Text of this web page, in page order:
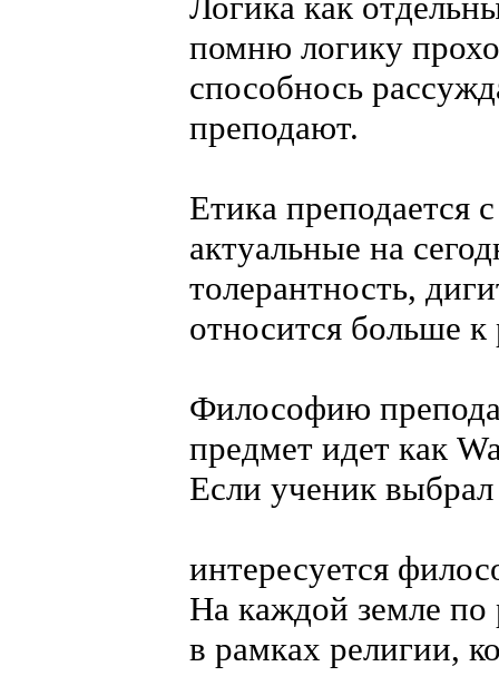
помню логику
способнось
преподают.
Етика преподается
актуальные на
толерантность,
относится больше к
Философию
предмет идет как
Если ученик
интересуется
На каждой земле по
в рамках религии,